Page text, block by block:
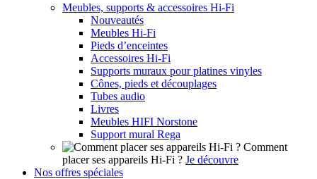
Meubles, supports & accessoires Hi-Fi
Nouveautés
Meubles Hi-Fi
Pieds d’enceintes
Accessoires Hi-Fi
Supports muraux pour platines vinyles
Cônes, pieds et découplages
Tubes audio
Livres
Meubles HIFI Norstone
Support mural Rega
Comment
placer ses appareils Hi-Fi ? Je découvre
Nos offres spéciales